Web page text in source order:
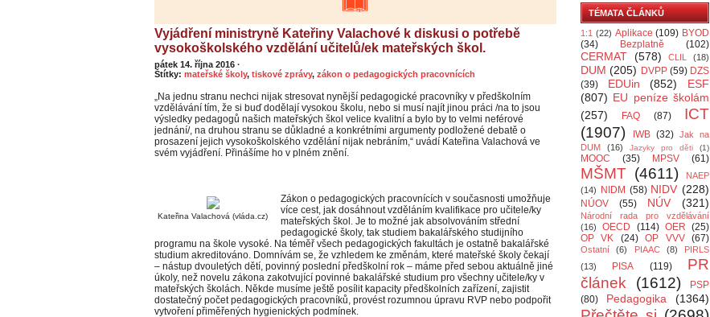
Vyjádření ministryně Kateřiny Valachové k diskusi o potřebě
vysokoškolského vzdělání učitelů/ek mateřských škol.
pátek 14. října 2016 ·
Štítky: mateřské školy, tiskové zprávy, zákon o pedagogických pracovnících
„Na jednu stranu nechci nijak stresovat nynější pedagogické pracovníky v předškolním
vzdělávání tím, že si buď dodělají vysokou školu, nebo si musí najít jinou práci /na to jsou
výsledky pedagogů našich mateřských škol velice kvalitní a bylo by to velmi neférové
jednání/, na druhou stranu se důkladné a konkrétními argumenty podložené debatě o
prosazení jejich vysokoškolského vzdělání nijak nebráním,“ uvádí Kateřina Valachová ve
svém vyjádření. Přinášíme ho v plném znění.
Kateřina Valachová (vláda.cz)
Zákon o pedagogických pracovnících v současnosti umožňuje
více cest, jak dosáhnout vzděláním kvalifikace pro učitele/ky
mateřských škol. Je to možné jak absolvováním střední
pedagogické školy, tak studiem bakalářského studijního
programu na škole vysoké. Na téměř všech pedagogických fakultách je ostatně bakalářské
studium akreditováno. Domnívám se, že vzhledem ke změnám, které mateřské školy čekají
– nástup dvouletých dětí, povinný poslední předškolní rok – máme před sebou aktuálně jiné
úkoly, než novelu zákona zakotvující povinné bakalářské studium pro všechny učitele/ky v
mateřských školách. Někde musíme ještě posílit kapacity předškolních zařízení, zajistit
dostatečný počet pedagogických pracovníků, provést rozumnou úpravu RVP nebo podpořit
vytvoření přiměřených hygienických podmínek.
TÉMATA ČLÁNKŮ
1:1 (22) Aplikace (109) BYOD
(34)
Bezplatně (102)
CERMAT (578) CLIL (18)
DUM (205) DVPP (59) DZS
(39)
EDUin (852)
ESF
(807) EU peníze školám
(257)
FAQ (87)
ICT
(1907)
IWB (32) Jak na
DUM
(16) Jazyky pro děti (1)
MOOC (35) MPSV (61)
MŠMT (4611)
NAEP
(14)
NIDM (58) NIDV (228)
NÚOV (55) NÚV (321)
Národní rada pro vzdělávání
(16)
OECD (114) OER (25)
OP VK
(24) OP VVV (67)
Ostatní (6) PIAAC (8)
PIRLS
(13)
PISA (119)
PR
článek
(1612)
PSP
(80)
Pedagogika (1364)